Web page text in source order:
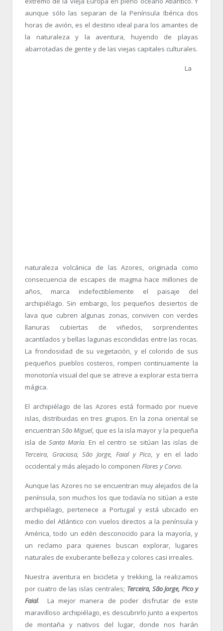
aunque sólo las separan de la Península Ibérica dos
horas de avión, es el destino ideal para los amantes de
la naturaleza y la aventura, huyendo de playas
abarrotadas de gente y de las viejas capitales culturales.
La
naturaleza volcánica de las Azores, originada como
consecuencia de escapes de magma hace millones de
años, marca indefectiblemente el paisaje del
archipiélago. Sin embargo, los pequeños desiertos de
lava que cubren algunas zonas, conviven con verdes
llanuras cubiertas de viñedos, sorprendentes
acantilados y bellas lagunas escondidas entre las rocas.
La frondosidad de su vegetación, y el colorido de sus
pequeños pueblos costeros, rompen continuamente la
monotonía visual del que se atreve a explorar esta tierra
mágica.
El archipiélago de las Azores está formado por nueve
islas, distribuidas en tres grupos. En la zona oriental se
encuentranSão Miguel, que es la isla mayor y la pequeña
isla deSanta María. En el centro se sitúan las islas de
Terceira, Graciosa,São Jorge, Faial y Pico, y en el lado
occidental y más alejado lo componen Flores y Corvo.
Aunque las Azores no se encuentran muy alejados de la
península, son muchos los que todavía no sitúan a este
archipiélago, pertenece a Portugal y está ubicado en
medio del Atlántico con vuelos directos a la península y
América, todo un edén desconocido para la mayoría, y
un reclamo para quienes buscan explorar, lugares
naturales de exuberante belleza y colores casi irreales.
Nuestra aventura en bicicleta y trekking, la realizamos
por cuatro de las islas centrales; Terceira, São Jorge, Pico y
Faial. La mejor manera de poder disfrutar de este
maravilloso archipiélago, es descubrirlo junto a expertos
de montaña y nativos del lugar, donde nos harán